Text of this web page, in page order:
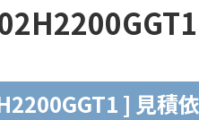
] 見積